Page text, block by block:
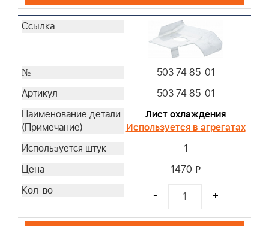
503 74 85-01
503 74 85-01
Лист охлаждения
Используется в агрегатах
1
1470 i
- +